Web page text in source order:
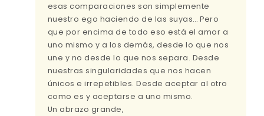
esas comparaciones son simplemente
nuestro ego haciendo de las suyas… Pero
que por encima de todo eso está el amor a
uno mismo y a los demás, desde lo que nos
une y no desde lo que nos separa. Desde
nuestras singularidades que nos hacen
únicos e irrepetibles. Desde aceptar al otro
como es y aceptarse a uno mismo.
Un abrazo grande,